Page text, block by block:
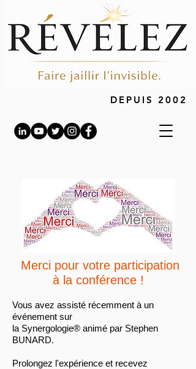
DEPUIS 2002
Merci pour votre participation
à la conférence !
Vous avez assisté récemment à un
événement sur
la Synergologie® animé par Stephen
BUNARD.
Prolongez l'expérience et recevez